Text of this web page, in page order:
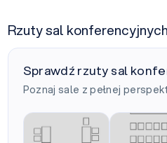
Rzuty sal konferencyjnych
Sprawdź rzuty sal
Poznaj sale z pełnej